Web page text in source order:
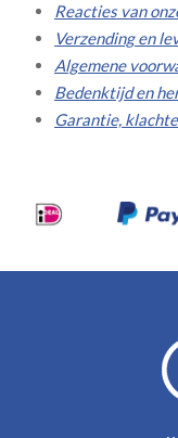
Reacties van
Verzending en
Algemene
Bedenktijd en
Garantie,